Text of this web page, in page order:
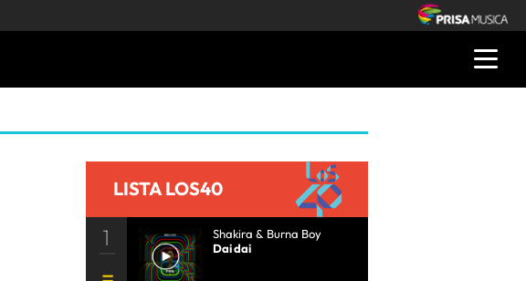
LISTA LOS40
1
Shakira & Burna Boy
Dai dai